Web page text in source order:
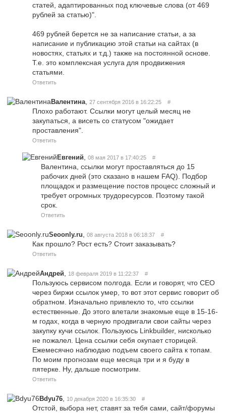
статей, адаптированных под ключевые слова (от 469
рублей за статью)".
469 рублей берется не за написание статьи, а за
написание и публикацию этой статьи на сайтах (в
новостях, статьях и т.д.) также на постоянной основе.
Т.е. это комплексная услуга для продвижения
статьями.
Ответить
Валентина 27 сентября 2016 в 16:22:25 #
Плохо работают. Ссылки могут целый месяц не
закупаться, а висеть со статусом "ожидает
проставления".
Ответить
Евгений 08 мая 2017 в 17:40:25 #
Валентина, ссылки могут проставляться до 15
рабочих дней (это сказано в нашем FAQ). Подбор
площадок и размещение постов процесс сложный и
требует огромных трудоресурсов. Поэтому такой
срок.
Ответить
Seoonly.ru 08 августа 2018 в 06:18:37 #
Как прошло? Рост есть? Стоит заказывать?
Ответить
Андрей 18 февраля 2019 в 11:22:37 #
Пользуюсь сервисом полгода. Если и говорят, что СЕО
через биржи ссылок умер, то вот этот сервис говорит об
обратном. Изначально привлекло то, что ссылки
естественные. До этого влетали знакомые еще в 15-16-
м годах, когда в черную продвигали свои сайты через
закупку кучи ссылок. Пользуюсь Linkbuilder, нисколько
не пожалел. Цена ссылки себя окупает сторицей.
Ежемесячно наблюдаю подъем своего сайта к топам.
По моим прогнозам еще месяца три и я буду в
пятерке. Ну, дальше посмотрим.
Ответить
Bdyu76 10 декабря 2020 в 16:35:30 #
Отстой, выбора нет, ставят за тебя сами, сайт/форумы